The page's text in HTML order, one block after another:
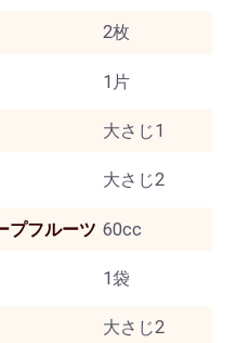
2枚
1片
大さじ1
大さじ2
プフルーツ 60cc
1袋
大さじ2